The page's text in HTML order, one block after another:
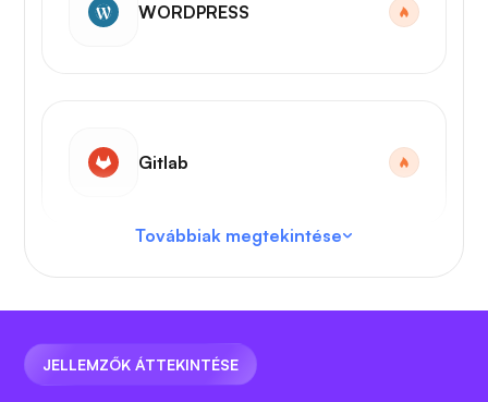
WORDPRESS
Gitlab
VS kód
Továbbiak megtekintése
JELLEMZŐK ÁTTEKINTÉSE